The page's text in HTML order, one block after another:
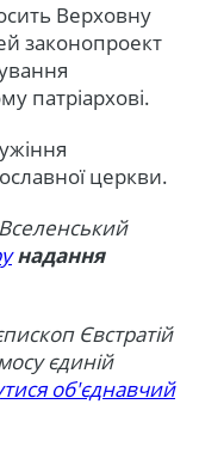
Верховну
законопроект
патріархові.
церкви.
надання
Євстратій
єдиній
об'єднавчий